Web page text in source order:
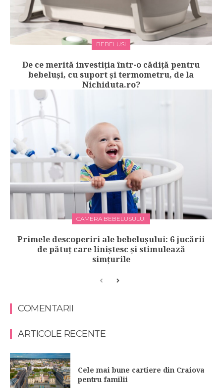
BEBELUSI
De ce merită investiția într-o cădiță pentru
bebeluși, cu suport și termometru, de la
Nichiduta.ro?
CAMERA BEBELUSULUI
Primele descoperiri ale bebelușului: 6 jucării
de pătuț care liniștesc și stimulează
simțurile
COMENTARII
ARTICOLE RECENTE
Cele mai bune cartiere din Craiova
pentru familii